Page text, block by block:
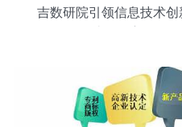
吉数研院引领信息技术